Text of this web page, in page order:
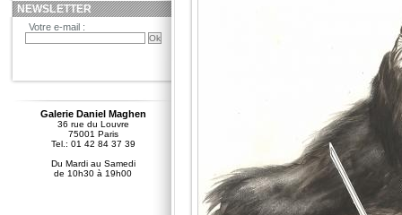
NEWSLETTER
Votre e-mail :
Galerie Daniel Maghen
36 rue du Louvre
75001 Paris
Tel.: 01 42 84 37 39
Du Mardi au Samedi
de 10h30 à 19h00